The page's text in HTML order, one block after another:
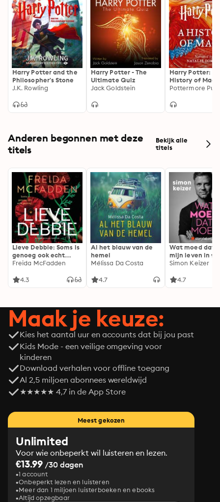
Harry Potter and the
Philosopher's Stone
J.K. Rowling
Harry Potter - The
Ultimate Quiz
Jack Goldstein
Harry Potter: A
History of
Audio
Anderen begonnen met deze
titels
Bekijk alle
titels
Lieve Debbie: Soms is
genoeg ook echt
genoeg...
Freida McFadden
4.3
Al het blauw van de
hemel
Mélissa Da Costa
4.7
Wat moed dat
mijn leven in
Simon Keizer
4.7
Maak je keuze:
Kies het aantal uur en accounts dat bij jou past
Kids Mode - een veilige omgeving voor
kinderen
Download verhalen voor offline toegang
Al 2,5 miljoen abonnees wereldwijd
★★★★★ 4,7 in de App Store
Meest gekozen
Unlimited
Voor wie onbeperkt wil luisteren en lezen.
€13.99 /30 dagen
1 account
Onbeperkt lezen en luisteren
Meer dan 1 miljoen luisterboeken en ebooks
Altijd opzegbaar